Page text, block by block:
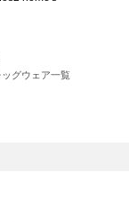
グウェア一覧
）のレッグウェア一覧
ェア一覧